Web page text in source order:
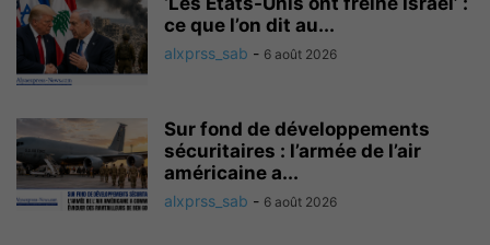
ce que l’on dit au...
alxprss_sab - 6 août 2026
Sur fond de développements
sécuritaires : l’armée de l’air
américaine a...
alxprss_sab - 6 août 2026